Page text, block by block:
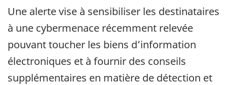
Une alerte vise à sensibiliser les destinataires
à une cybermenace récemment relevée
pouvant toucher les biens d’information
électroniques et à fournir des conseils
supplémentaires en matière de détection et